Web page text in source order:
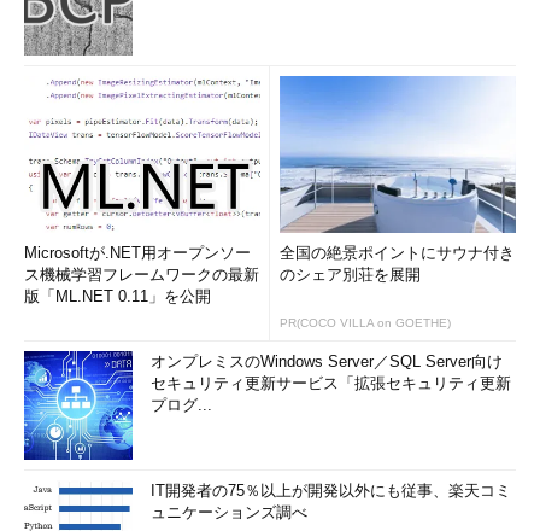
Microsoftが.NET用オープンソー
ス機械学習フレームワークの最新
版「ML.NET 0.11」を公開
全国の絶景ポイントにサウナ付き
のシェア別荘を展開
PR(COCO VILLA on GOETHE)
オンプレミスのWindows Server／SQL Server向け
セキュリティ更新サービス「拡張セキュリティ更新
プログ...
IT開発者の75％以上が開発以外にも従事、楽天コミ
ュニケーションズ調べ